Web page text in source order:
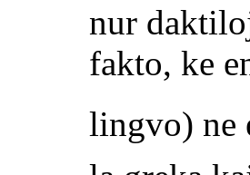
nur
fakto, ke
lingvo) ne